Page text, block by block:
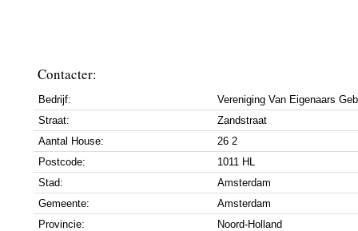
Contacter:
Bedrijf:
Vereniging Van Eigenaars
Straat:
Zandstraat
Aantal House:
26 2
Postcode:
1011 HL
Stad:
Amsterdam
Gemeente:
Amsterdam
Provincie:
Noord-Holland